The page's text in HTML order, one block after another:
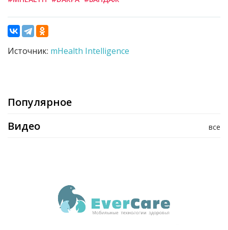
Источник: mHealth Intelligence
Популярное
все
Видео